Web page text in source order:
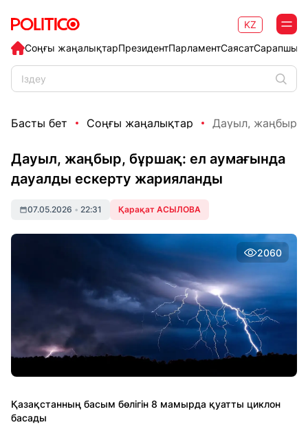
Соңғы жаңалықтарПрезидентПарламентСаясат
KZ
Басты бет Соңғы жаңалықтар Дауыл, жаңбыр,
Дауыл, жаңбыр, бұршақ: ел аумағында
дауалды ескерту жарияланды
07.05.2026 • 22:31 Қарақат АСЫЛОВА
2060
Қазақстанның басым бөлігін 8 мамырда қуатты циклон
басады